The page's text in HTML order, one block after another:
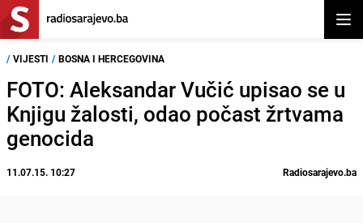
/ VIJESTI / BOSNA I HERCEGOVINA
FOTO: Aleksandar Vučić upisao se u
Knjigu žalosti, odao počast žrtvama
genocida
11.07.15. 10:27 Radiosarajevo.ba